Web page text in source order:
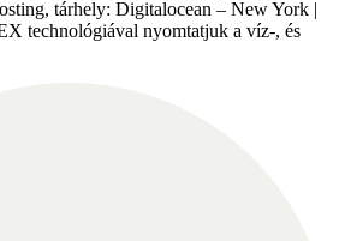
tárhely: Digitalocean – New York |
technológiával nyomtatjuk a víz-, és